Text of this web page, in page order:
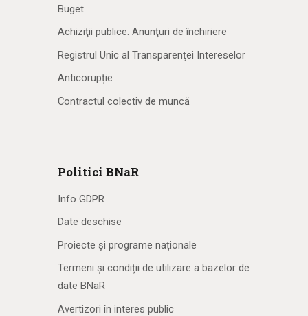
Buget
Achiziţii publice. Anunţuri de închiriere
Registrul Unic al Transparenţei Intereselor
Anticorupție
Contractul colectiv de muncă
Politici BNaR
Info GDPR
Date deschise
Proiecte și programe naționale
Termeni și condiții de utilizare a bazelor de
date BNaR
Avertizori în interes public